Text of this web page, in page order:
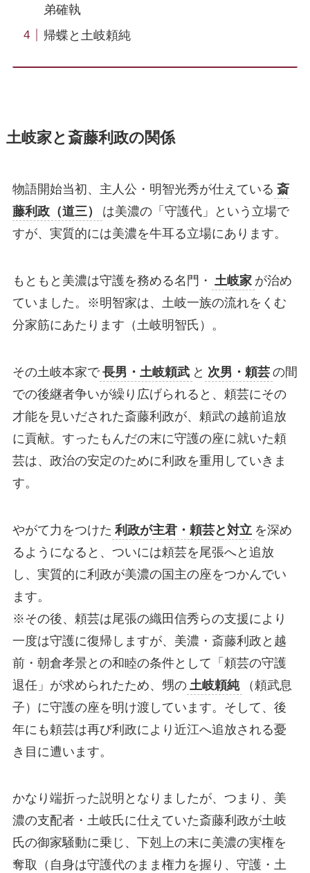
弟確執
帰蝶と土岐頼純
土岐家と斎藤利政の関係
物語開始当初、主人公・明智光秀が仕えている 斎
藤利政（道三）
は美濃の「守護代」という立場で
すが、実質的には美濃を牛耳る立場にあります。
もともと美濃は守護を務める名門・ 土岐家 が治め
ていました。※明智家は、土岐一族の流れをくむ
分家筋にあたります（土岐明智氏）。
その土岐本家で 長男・土岐頼武 と 次男・頼芸 の間
での後継者争いが繰り広げられると、頼芸にその
才能を見いだされた斎藤利政が、頼武の越前追放
に貢献。すったもんだの末に守護の座に就いた頼
芸は、政治の安定のために利政を重用していきま
す。
やがて力をつけた 利政が主君・頼芸と対立 を深め
るようになると、ついには頼芸を尾張へと追放
し、実質的に利政が美濃の国主の座をつかんでい
ます。
※その後、頼芸は尾張の織田信秀らの支援により
一度は守護に復帰しますが、美濃・斎藤利政と越
前・朝倉孝景との和睦の条件として「頼芸の守護
退任」が求められたため、甥の 土岐頼純
（頼武息
子）に守護の座を明け渡しています。そして、後
年にも頼芸は再び利政により近江へ追放される憂
き目に遭います。
かなり端折った説明となりましたが、つまり、美
濃の支配者・土岐氏に仕えていた斎藤利政が土岐
氏の御家騒動に乗じ、下剋上の末に美濃の実権を
奪取（自身は守護代のまま権力を握り、守護・土